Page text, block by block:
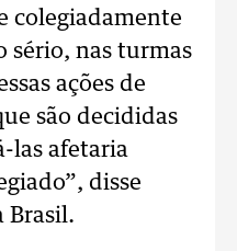
colegiadamente
sério, nas turmas
ações de
são decididas
las afetaria
disse
Brasil.